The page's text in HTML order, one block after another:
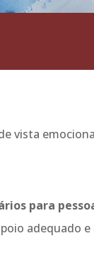
vista
para
adequado e